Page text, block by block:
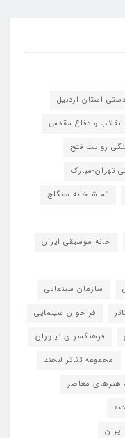
استان اردبیل
انقلاب و دفاع مقدس
روایت فتح
تهران-مبارک
تماشاخانه سنگلج
خانه موسیقی ایران
سازمان سینمایی
فراخوان سینمایی
فرهنگسرای نیاوران
مجموعه تئاتر لبخند
هنرهای معاصر